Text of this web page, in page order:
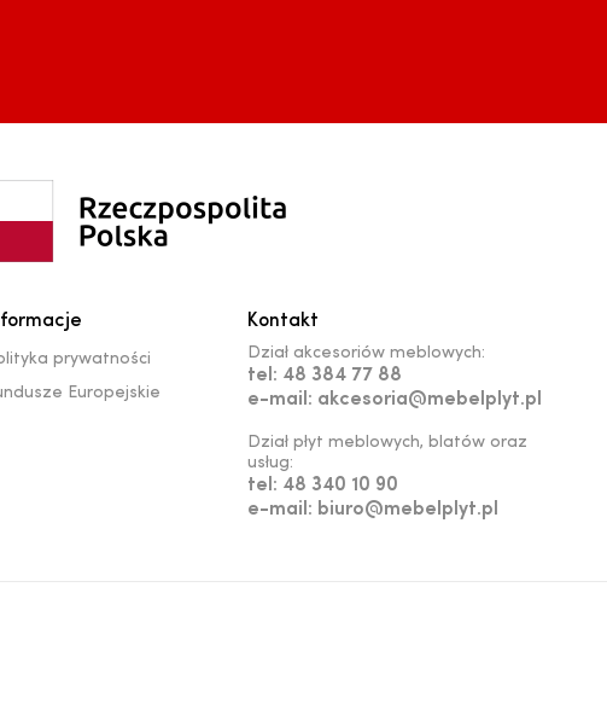
prywatności
Europejskie
Kontakt
Dział akcesoriów meblowych:
tel: 48 384 77 88
e-mail: akcesoria@mebelplyt.pl
Dział płyt meblowych, blatów oraz
usług:
tel: 48 340 10 90
e-mail: biuro@mebelplyt.pl